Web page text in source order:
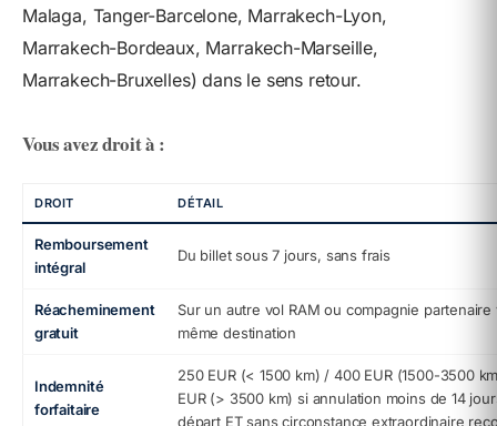
Malaga, Tanger-Barcelone, Marrakech-Lyon,
Marrakech-Bordeaux, Marrakech-Marseille,
Marrakech-Bruxelles) dans le sens retour.
Vous avez droit à :
DROIT DÉTAIL
Remboursement
intégral
Du billet sous 7 jours, sans frais
Réacheminement
gratuit
Sur un autre vol RAM ou compagnie partenaire
même destination
Indemnité
forfaitaire
250 EUR (< 1500 km) / 400 EUR (1500-3500
EUR (> 3500 km) si annulation moins de 14
départ ET sans circonstance extraordinaire